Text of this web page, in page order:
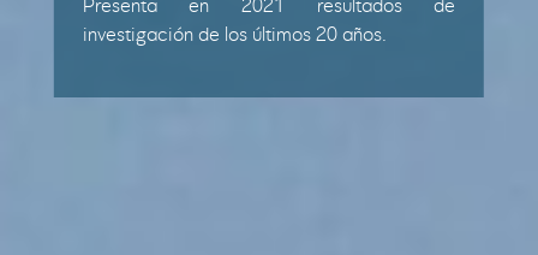
Presenta en 2021 resultados de
investigación de los últimos 20 años.